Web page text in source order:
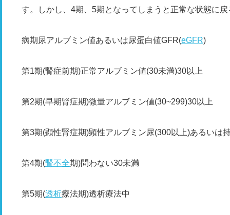
す。しかし、4期、5期となってしまうと正常な状態に
病期尿アルブミン値あるいは尿蛋白値GFR(eGFR)
第1期(腎症前期)正常アルブミン値(30未満)30以上
第2期(早期腎症期)微量アルブミン値(30~299)30以上
第3期(顕性腎症期)顕性アルブミン尿(300以上)あるいは
第4期(腎不全期)問わない30未満
第5期(透析療法期)透析療法中